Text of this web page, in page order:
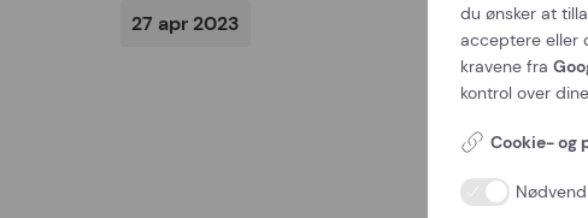
27 apr 2023
du ønsker at
acceptere eller
kravene fra
kontrol over
Cookie- og